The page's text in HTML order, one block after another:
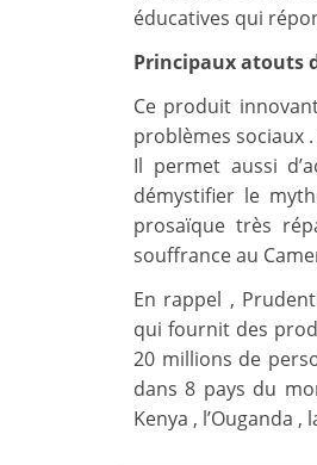
éducatives qui
Principaux atouts
Ce produit
problèmes sociaux
Il permet aussi
démystifier le
prosaïque très
souffrance au
En rappel ,
qui fournit des
20 millions de
dans 8 pays du
Kenya , l’Ouganda